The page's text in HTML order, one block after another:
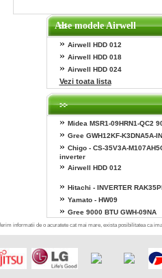
Alte modele Airwell
» Airwell HDD 012
» Airwell HDD 018
» Airwell HDD 024
Vezi toata lista
» Midea MSR1-09HRN1-QC2
» Gree GWH12KF-K3DNA5A-
» Chigo - CS-35V3A-
inverter
» Airwell HDD 012
» Hitachi - INVERTER
» Yamato - HW09
» Gree 9000 BTU GWH-09NA
informatii de o acuratete cat mai mare, exista posibilitatea ca